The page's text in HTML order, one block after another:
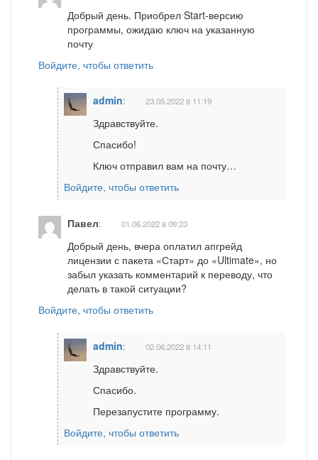
Добрый день. Приобрел Start-версию
программы, ожидаю ключ на указанную
почту
Войдите, чтобы ответить
admin: 23.05.2022 в 11:19
Здравствуйте.
Спасибо!
Ключ отправил вам на почту…
Войдите, чтобы ответить
Павел: 01.06.2022 в 09:23
Добрый день, вчера оплатил апгрейд
лицензии с пакета «Старт» до «Ultimate», но
забыл указать комментарий к переводу, что
делать в такой ситуации?
Войдите, чтобы ответить
admin: 02.06.2022 в 14:11
Здравствуйте.
Спасибо.
Перезапустите программу.
Войдите, чтобы ответить